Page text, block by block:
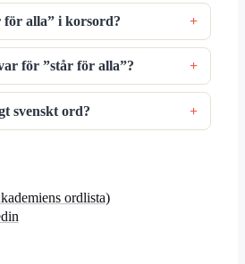
för alla” i korsord?
för ”står för alla”?
svenskt ord?
ordlista)